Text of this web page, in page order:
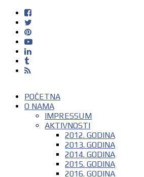
POČETNA
O NAMA
IMPRESSUM
AKTIVNOSTI
2012. GODINA
2013. GODINA
2014. GODINA
2015. GODINA
2016. GODINA